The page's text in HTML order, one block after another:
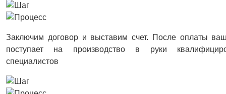
Заключим договор и выставим счет. После оплаты
поступает на производство в руки
специалистов